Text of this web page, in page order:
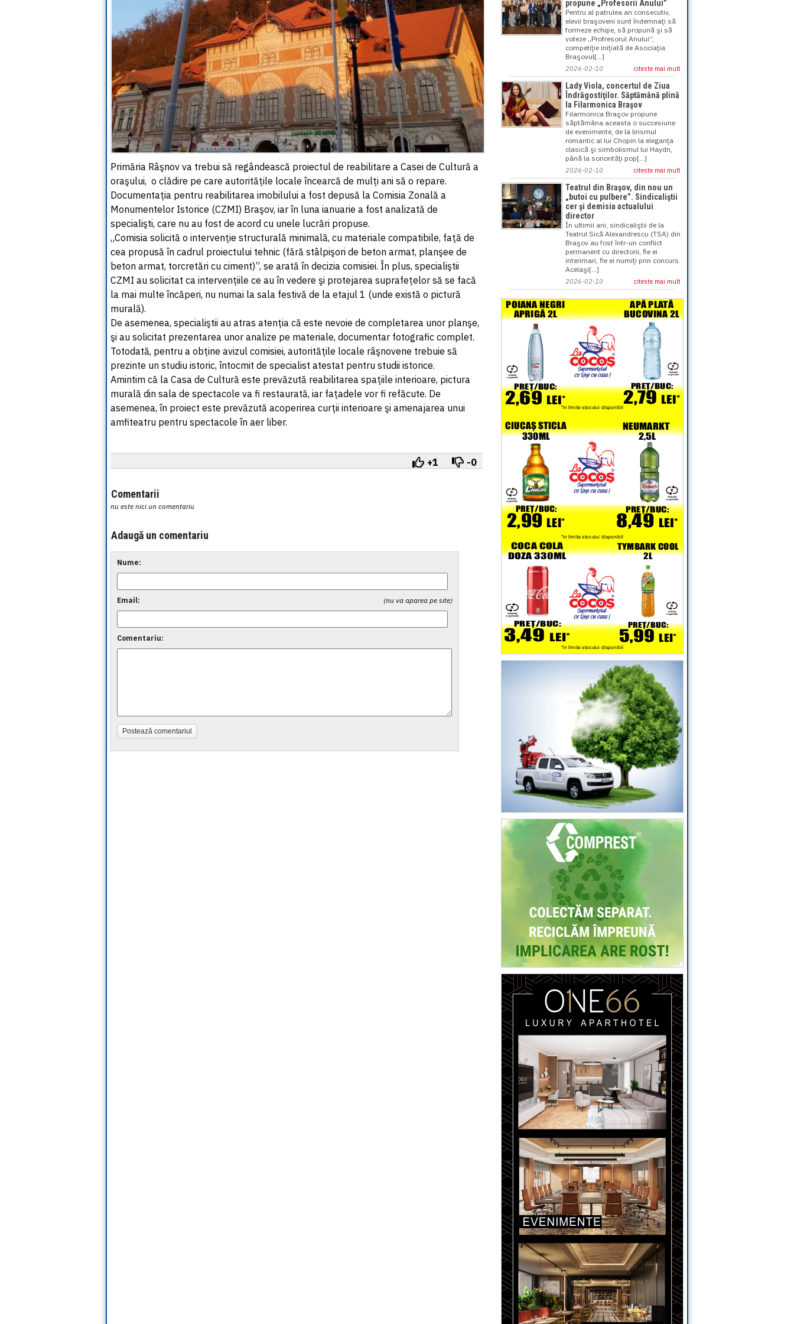
Primăria Râşnov va trebui să regândească proiectul de reabilitare a Casei de Cultură a
oraşului, o clădire pe care autorităţile locale încearcă de mulţi ani să o repare.
Documentaţia pentru reabilitarea imobilului a fost depusă la Comisia Zonală a
Monumentelor Istorice (CZMI) Braşov, iar în luna ianuarie a fost analizată de
specialişti, care nu au fost de acord cu unele lucrări propuse.
„Comisia solicită o intervenţie structurală minimală, cu materiale compatibile, faţă de
cea propusă în cadrul proiectului tehnic (fără stâlpişori de beton armat, planşee de
beton armat, torcretări cu ciment)”, se arată în decizia comisiei. În plus, specialiştii
CZMI au solicitat ca intervenţiile ce au în vedere şi protejarea suprafeţelor să se facă
la mai multe încăperi, nu numai la sala festivă de la etajul 1 (unde există o pictură
murală).
De asemenea, specialiştii au atras atenţia că este nevoie de completarea unor planşe,
şi au solicitat prezentarea unor analize pe materiale, documentar fotografic complet.
Totodată, pentru a obţine avizul comisiei, autorităţile locale râşnovene trebuie să
prezinte un studiu istoric, întocmit de specialist atestat pentru studii istorice.
Amintim că la Casa de Cultură este prevăzută reabilitarea spaţiile interioare, pictura
murală din sala de spectacole va fi restaurată, iar faţadele vor fi refăcute. De
asemenea, în proiect este prevăzută acoperirea curţii interioare şi amenajarea unui
amfiteatru pentru spectacole în aer liber.
+1 -0
Comentarii
nu este nici un comentariu
Adaugă un comentariu
Nume:
(nu va aparea pe site)
Email:
Comentariu:
Postează comentariul
propune „Profesorii Anului”
Pentru al patrulea an consecutiv,
elevii braşoveni sunt îndemnaţi să
formeze echipe, să propună şi să
voteze „Profresorul Anului”,
competiţie iniţiată de Asociaţia
Braşovul[...]
2026-02-10 citeste mai mult
Lady Viola, concertul de Ziua
Îndrăgostiţilor. Săptămână plină
la Filarmonica Braşov
Filarmonica Braşov propune
săptămâna aceasta o succesiune
de evenimente, de la lirismul
romantic al lui Chopin la eleganţa
clasică şi simbolismul lui Haydn,
până la sonorităţi pop[...]
2026-02-10 citeste mai mult
Teatrul din Braşov, din nou un
„butoi cu pulbere”. Sindicaliştii
cer şi demisia actualului
director
În ultimii ani, sindicaliştii de la
Teatrul Sică Alexandrescu (TSA) din
Braşov au fost într-un conflict
permanent cu directorii, fie ei
interimari, fie ei numiţi prin concurs.
Acelaşi[...]
2026-02-10 citeste mai mult